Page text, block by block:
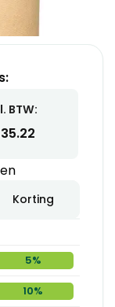
BTW:
Korting
5%
10%